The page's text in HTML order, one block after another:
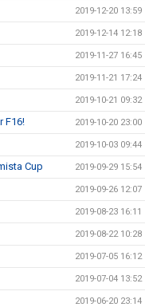
2019-12-20 13:59
2019-12-14 12:18
2019-11-27 16:45
2019-11-21 17:24
2019-10-21 09:32
F16! 2019-10-20 23:00
2019-10-03 09:44
Cup 2019-09-29 15:54
2019-09-26 12:07
2019-08-23 16:11
2019-08-22 10:28
2019-07-05 16:12
2019-07-04 13:52
2019-06-20 23:14